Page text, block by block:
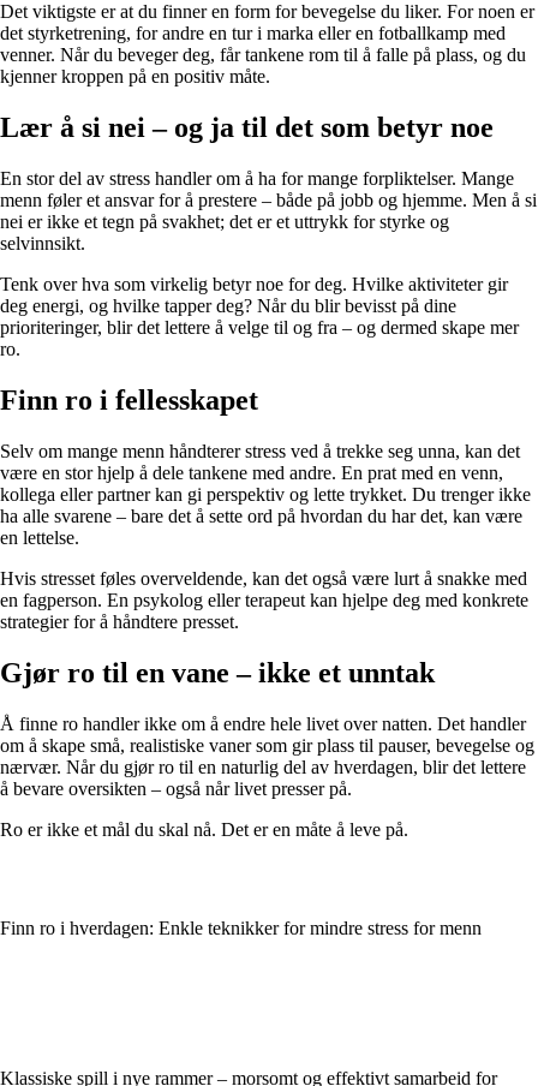
Det viktigste er at du finner en form for bevegelse du liker. For noen er
det styrketrening, for andre en tur i marka eller en fotballkamp med
venner. Når du beveger deg, får tankene rom til å falle på plass, og du
kjenner kroppen på en positiv måte.
Lær å si nei – og ja til det som betyr noe
En stor del av stress handler om å ha for mange forpliktelser. Mange
menn føler et ansvar for å prestere – både på jobb og hjemme. Men å si
nei er ikke et tegn på svakhet; det er et uttrykk for styrke og
selvinnsikt.
Tenk over hva som virkelig betyr noe for deg. Hvilke aktiviteter gir
deg energi, og hvilke tapper deg? Når du blir bevisst på dine
prioriteringer, blir det lettere å velge til og fra – og dermed skape mer
ro.
Finn ro i fellesskapet
Selv om mange menn håndterer stress ved å trekke seg unna, kan det
være en stor hjelp å dele tankene med andre. En prat med en venn,
kollega eller partner kan gi perspektiv og lette trykket. Du trenger ikke
ha alle svarene – bare det å sette ord på hvordan du har det, kan være
en lettelse.
Hvis stresset føles overveldende, kan det også være lurt å snakke med
en fagperson. En psykolog eller terapeut kan hjelpe deg med konkrete
strategier for å håndtere presset.
Gjør ro til en vane – ikke et unntak
Å finne ro handler ikke om å endre hele livet over natten. Det handler
om å skape små, realistiske vaner som gir plass til pauser, bevegelse og
nærvær. Når du gjør ro til en naturlig del av hverdagen, blir det lettere
å bevare oversikten – også når livet presser på.
Ro er ikke et mål du skal nå. Det er en måte å leve på.
Finn ro i hverdagen: Enkle teknikker for mindre stress for menn
Klassiske spill i nye rammer – morsomt og effektivt samarbeid for